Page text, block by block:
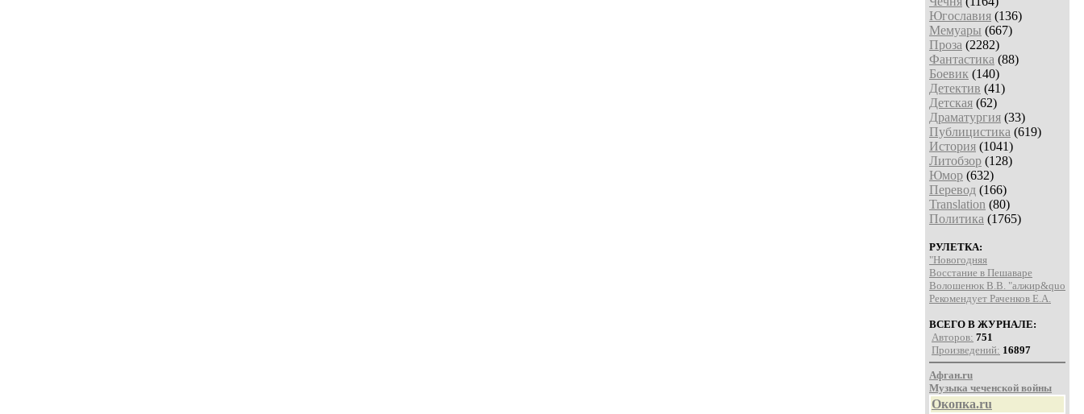
Югославия (136)
Мемуары (667)
Проза (2282)
Фантастика (88)
Боевик (140)
Детектив (41)
Детская (62)
Драматургия (33)
Публицистика (619)
История (1041)
Литобзор (128)
Юмор (632)
Перевод (166)
Translation (80)
Политика (1765)
РУЛЕТКА:
"Новогодняя
Восстание в Пешаваре
Волошенюк В.В. "алжир&quo
Рекомендует Раченков Е.А.
ВСЕГО В ЖУРНАЛЕ:
Авторов: 751
Произведений: 16897
Афган.ru
Музыка чеченской войны
Окопка.ru